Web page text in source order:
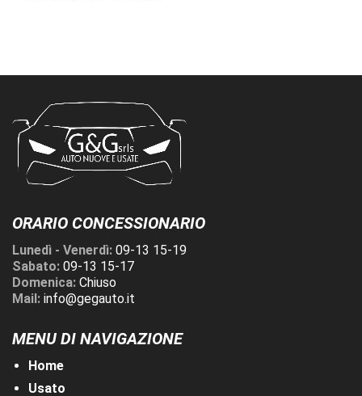
ORARIO CONCESSIONARIO
Lunedì - Venerdì: 09-13 15-19
Sabato: 09-13 15-17
Domenica: Chiuso
Mail: info@gegauto.it
MENU DI NAVIGAZIONE
Home
Usato